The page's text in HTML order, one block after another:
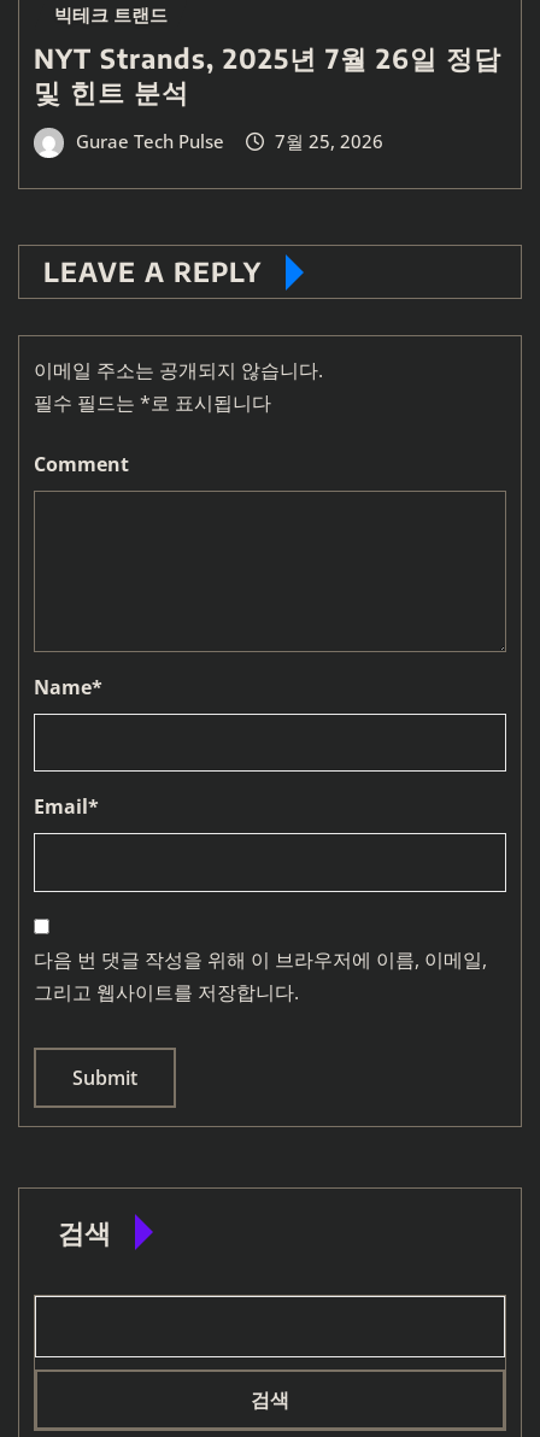
빅테크 트랜드
NYT Strands, 2025년 7월 26일 정답
및 힌트 분석
Gurae Tech Pulse 7월 25, 2026
LEAVE A REPLY
이메일 주소는 공개되지 않습니다.
필수 필드는 *로 표시됩니다
Comment
Name*
Email*
다음 번 댓글 작성을 위해 이 브라우저에 이름, 이메일,
그리고 웹사이트를 저장합니다.
검색
검색